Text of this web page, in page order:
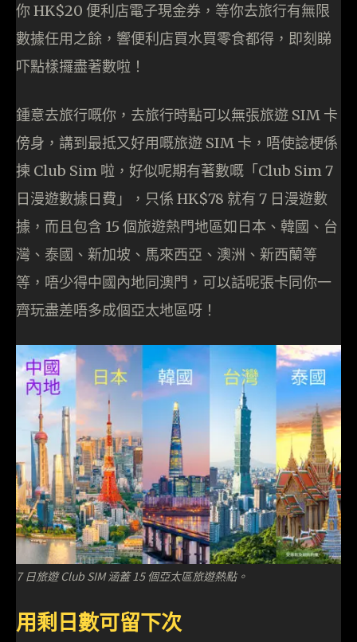
你 HK$20 便利店電子現金券，等你去旅行有無限
數據任用之餘，響便利店買水買零食都得，即刻睇
吓點樣攞盡著數啦！
鍾意去旅行嘅你，去旅行時點可以無張旅遊 SIM 卡
傍身，講到最抵又好用嘅旅遊 SIM 卡，唔使諗梗係
揀 Club Sim 啦，好似呢期有著數嘅「Club Sim 7
日漫遊數據日費」，只係 HK$78 就有 7 日漫遊數
據，而且包含 15 個旅遊熱門地區如日本、韓國、台
灣、泰國、新加坡、馬來西亞、澳洲、新西蘭等
等，唔少得中國內地同澳門，可以話呢張卡同你一
齊玩盡差唔多成個亞太地區呀！
7 日旅遊 Club SIM 涵蓋 15 個亞太區旅遊熱點。
用剩日數可留下次